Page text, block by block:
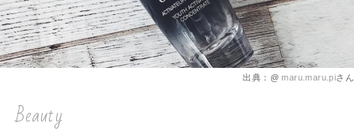
出典：@maru.maru.piさん
Beauty